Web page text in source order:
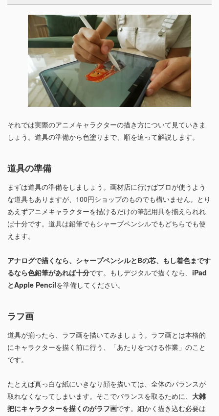
それでは実際のアニメキャラクターの描き方について見ていきま
しょう。道具の準備から色塗りまで、順を追って解説します。
道具の準備
まずは道具の準備をしましょう。画材店に行けばプロが使うよう
な道具もありますが、100円ショップのものでも構いません。とり
あえずアニメキャラクターを描けるだけの筆記用具を揃えられれ
ば十分です。道具は鉛筆でもシャープペンシルでもどちらでも使
えます。
アナログで描くなら、シャープペンシルとBの芯、もし着色まです
るなら色鉛筆があれば十分です。もしデジタルで描くなら、 iPad
とApple Pencilを準備してください。
ラフ画
道具が揃ったら、ラフ画を描いてみましょう。ラフ画とは本格的
にキャラクターを描く前に行う、「あたりをつける作業」のこと
です。
たとえば真っ白な紙にいきなり顔を描いては、全体のバランスが
取れなくなってしまいます。そこでバランスを取るために、 大雑
把にキャラクターを描くのがラフ画です。細かく描き込む必要は